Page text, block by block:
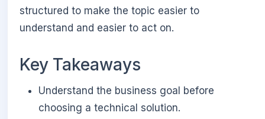
structured to make the topic easier to
understand and easier to act on.
Key Takeaways
Understand the business goal before
choosing a technical solution.